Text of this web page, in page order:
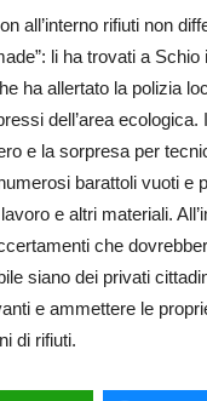
all’interno rifiuti non
li ha trovati a
ha allertato la polizia
dell’area
e la sorpresa per
barattoli vuoti
e altri materiali.
che
siano dei privati
e ammettere le
di rifiuti.